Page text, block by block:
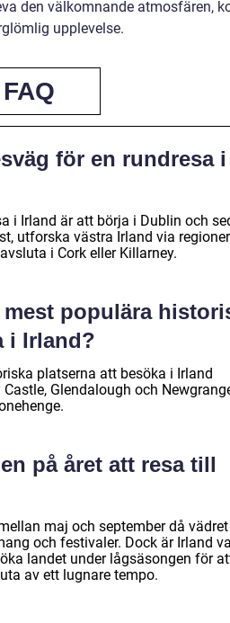
den välkomnande atmosfären,
upplevelse.
FAQ
för en rundresa i
i Irland är att börja i Dublin och
utforska västra Irland via
i Cork eller Killarney.
populära
i Irland?
platserna att besöka i Irland
Glendalough och
på året att resa till
maj och september då
och festivaler. Dock är Irland
landet under lågsäsongen för
av ett lugnare tempo.